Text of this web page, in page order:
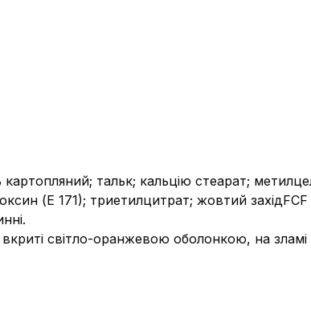
тальк; кальцію стеарат;
(Е 171); триетилцитрат; жовтий західFCF
вкриті світло-оранжевою оболонкою, на зламі